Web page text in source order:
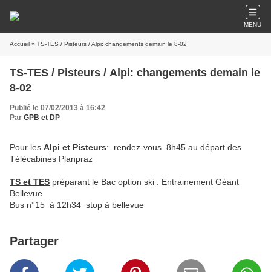
MENU
Accueil » TS-TES / Pisteurs / Alpi: changements demain le 8-02
TS-TES / Pisteurs / Alpi: changements demain le
8-02
Publié le 07/02/2013 à 16:42
Par GPB et DP
Pour les Alpi et Pisteurs: rendez-vous 8h45 au départ des
Télécabines Planpraz
TS et TES préparant le Bac option ski : Entrainement Géant
Bellevue
Bus n°15 à 12h34 stop à bellevue
Partager